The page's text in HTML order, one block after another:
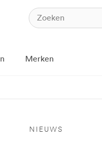
Merken
NIEUWS